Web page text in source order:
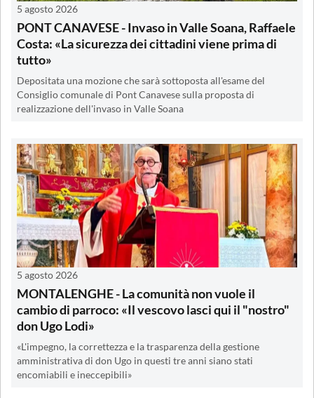
5 agosto 2026
PONT CANAVESE - Invaso in Valle Soana, Raffaele
Costa: «La sicurezza dei cittadini viene prima di
tutto»
Depositata una mozione che sarà sottoposta all'esame del
Consiglio comunale di Pont Canavese sulla proposta di
realizzazione dell'invaso in Valle Soana
5 agosto 2026
MONTALENGHE - La comunità non vuole il
cambio di parroco: «Il vescovo lasci qui il "nostro"
don Ugo Lodi»
«L'impegno, la correttezza e la trasparenza della gestione
amministrativa di don Ugo in questi tre anni siano stati
encomiabili e ineccepibili»